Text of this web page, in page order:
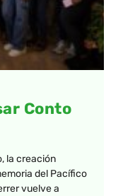
Conto
la creación
del Pacífico
vuelve a